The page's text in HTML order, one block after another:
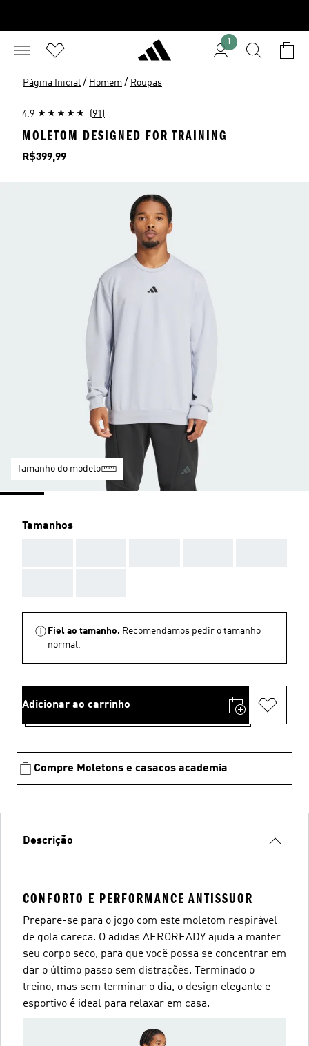
1
Página Inicial / Homem / Roupas
4.9 (91)
MOLETOM DESIGNED FOR TRAINING
Preço
R$399,99
Tamanho do modelo
Tamanhos
Fiel ao tamanho. Recomendamos pedir o tamanho
normal.
Adicionar ao carrinho
Compre Moletons e casacos academia
Descrição
CONFORTO E PERFORMANCE ANTISSUOR
Prepare-se para o jogo com este moletom respirável
de gola careca. O adidas AEROREADY ajuda a manter
seu corpo seco, para que você possa se concentrar em
dar o último passo sem distrações. Terminado o
treino, mas sem terminar o dia, o design elegante e
esportivo é ideal para relaxar em casa.